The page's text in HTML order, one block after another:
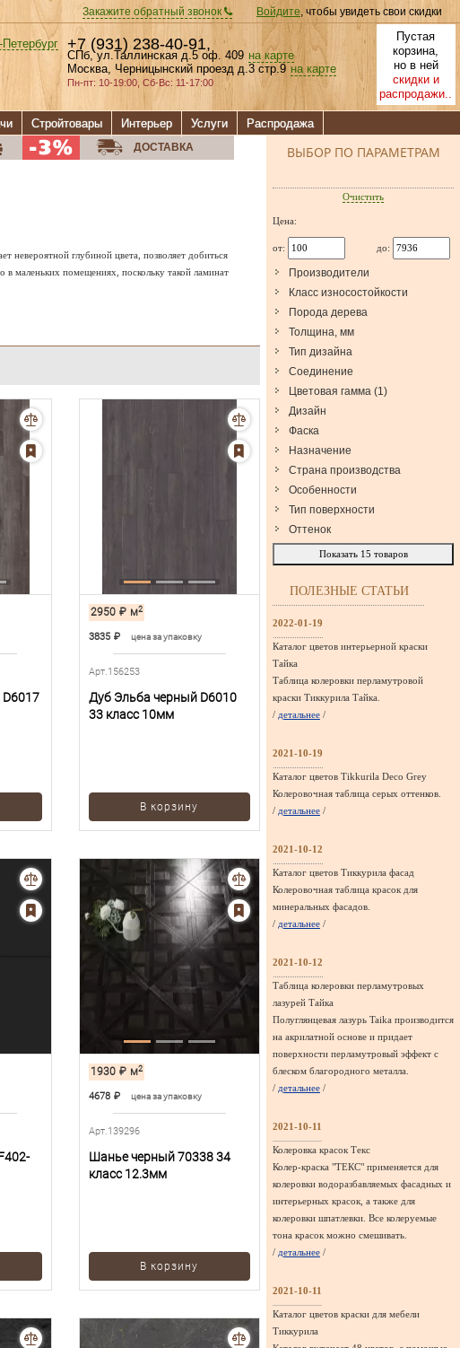
Закажите обратный звонок Войдите, чтобы увидеть свои скидки
Пустая
корзина,
но в ней
скидки и
распродажи..
+7 (931) 238-40-91,
СПб, ул.Таллинская д.5 оф. 409 на карте
Москва, Черницынский проезд д.3 стр.9 на карте
Пн-пт: 10-19:00, Сб-Вс: 11-17:00
Стройтовары Интерьер Услуги Распродажа
ДОСТАВКА
глубиной цвета, позволяет добиться
в маленьких помещениях, поскольку такой ламинат
2950 ₽ м2
3835 ₽ цена за упаковку
Арт.156253
Дуб Эльба черный D6010
33 класс 10мм
В корзину
1930 ₽ м2
4678 ₽ цена за упаковку
Арт.139296
Шанье черный 70338 34
класс 12.3мм
В корзину
ВЫБОР ПО ПАРАМЕТРАМ
Очистить
Цена:
от: до:
Производители
Класс износостойкости
Порода дерева
Толщина, мм
Тип дизайна
Соединение
Цветовая гамма (1)
Дизайн
Фаска
Назначение
Страна производства
Особенности
Тип поверхности
Оттенок
Показать 15 товаров
ПОЛЕЗНЫЕ СТАТЬИ
2022-01-19
Каталог цветов интерьерной краски
Тайка
Таблица колеровки перламутровой
краски Тиккурила Тайка.
/ детальнее /
2021-10-19
Каталог цветов Tikkurila Deco Grey
Колеровочная таблица серых оттенков.
/ детальнее /
2021-10-12
Каталог цветов Тиккурила фасад
Колеровочная таблица красок для
минеральных фасадов.
/ детальнее /
2021-10-12
Таблица колеровки перламутровых
лазурей Тайка
Полуглянцевая лазурь Taika производится
на акрилатной основе и придает
поверхности перламутровый эффект с
блеском благородного металла.
/ детальнее /
2021-10-11
Колеровка красок Текс
Колер-краска "ТЕКС" применяется для
колеровки водоразбавляемых фасадных и
интерьерных красок, а также для
колеровки шпатлевки. Все колеруемые
тона красок можно смешивать.
/ детальнее /
2021-10-11
Каталог цветов краски для мебели
Тиккурила